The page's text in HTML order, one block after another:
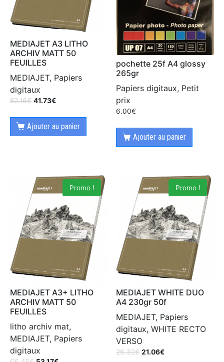
MEDIAJET A3 LITHO
ARCHIV MATT 50
FEUILLES
MEDIAJET, Papiers
digitaux
52.16€ 41.73€
Ajouter au panier
pochette 25f A4 glossy
265gr
Papiers digitaux, Petit
prix
6.00€
Ajouter au panier
Promo !
MEDIAJET A3+ LITHO
ARCHIV MATT 50
FEUILLES
litho archiv mat,
MEDIAJET, Papiers
digitaux
Promo !
MEDIAJET WHITE DUO
A4 230gr 50f
MEDIAJET, Papiers
digitaux, WHITE RECTO
VERSO
26.32€ 21.06€